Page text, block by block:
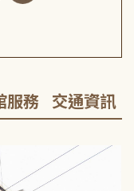
服務 交通資訊